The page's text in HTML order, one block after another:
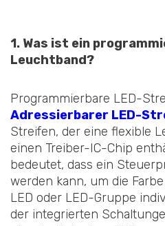
1. Was ist ein
Leuchtband?
Programmierbare LED-
Adressierbarer LED-
Streifen, der eine flexible
einen Treiber-IC-Chip
bedeutet, dass ein
werden kann, um die
LED oder LED-Gruppe
der integrierten